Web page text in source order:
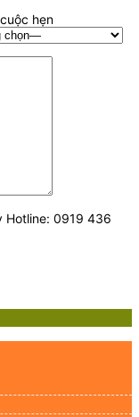
hẹn
Hotline: 0919 436